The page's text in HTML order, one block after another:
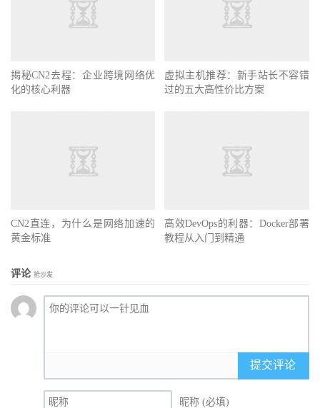
揭秘CN2去程：企业跨境网络优
化的核心利器
虚拟主机推荐：新手站长不容错
过的五大高性价比方案
CN2直连，为什么是网络加速的
黄金标准
高效DevOps的利器：Docker部署
教程从入门到精通
评论 抢沙发
提交评论
昵称 (必填)